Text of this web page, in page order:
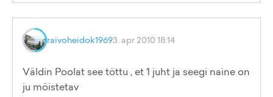
raivoheidok19693. apr 2010 18:14
Väldin Poolat see töttu , et 1 juht ja seegi naine on
ju möistetav